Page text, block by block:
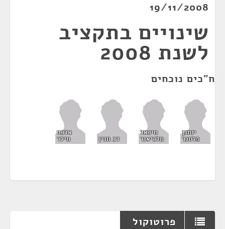
19/11/2008
שינויים בתקציב
לשנת 2008
ח"כים נוכחים
יוחנן
פלסנר
מיכאל
מלכיאור דב חנין
אלכס
מילר
פרוטוקול